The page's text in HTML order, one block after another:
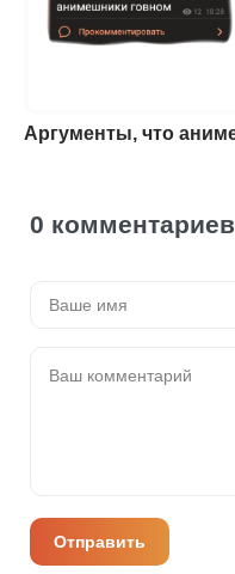
0 комментариев
Отправить